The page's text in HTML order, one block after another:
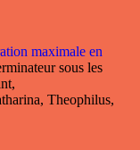
maximale en
sous les
Theophilus,